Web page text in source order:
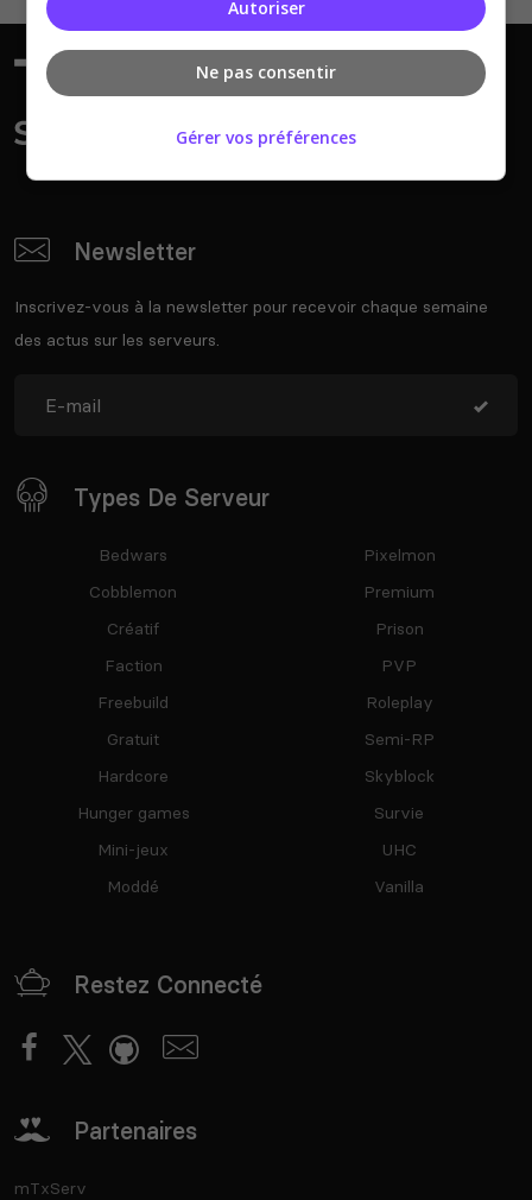
Newsletter
Inscrivez-vous à la newsletter pour recevoir chaque semaine
des actus sur les serveurs.
Types De Serveur
Bedwars
Cobblemon
Créatif
Faction
Freebuild
Gratuit
Hardcore
Hunger games
Mini-jeux
Moddé
Pixelmon
Premium
Prison
PVP
Roleplay
Semi-RP
Skyblock
Survie
UHC
Vanilla
Restez Connecté
Partenaires
mTxServ
Autoriser
Ne pas consentir
Gérer vos préférences